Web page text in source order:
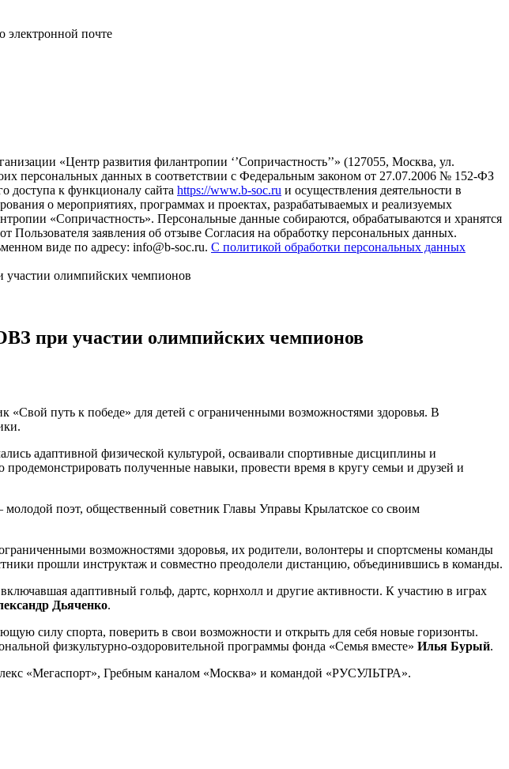
электронной почте
«Центр развития филантропии ‘’Сопричастность’’» (127055, Москва, ул.
персональных данных в соответствии с Федеральным законом от 27.07.2006 № 152-ФЗ
доступа к функционалу сайта https://www.b-soc.ru и осуществления деятельности в
о мероприятиях, программах и проектах, разрабатываемых и реализуемых
«Сопричастность». Персональные данные собираются, обрабатываются и хранятся
заявления об отзыве Согласия на обработку персональных данных.
виде по адресу: info@b-soc.ru. С политикой обработки персональных данных
участии олимпийских чемпионов
при участии олимпийских чемпионов
путь к победе» для детей с ограниченными возможностями здоровья. В
адаптивной физической культурой, осваивали спортивные дисциплины и
полученные навыки, провести время в кругу семьи и друзей и
поэт, общественный советник Главы Управы Крылатское со своим
возможностями здоровья, их родители, волонтеры и спортсмены команды
прошли инструктаж и совместно преодолели дистанцию, объединившись в команды.
адаптивный гольф, дартс, корнхолл и другие активности. К участию в играх
Дьяченко.
силу спорта, поверить в свои возможности и открыть для себя новые горизонты.
физкультурно-оздоровительной программы фонда «Семья вместе» Илья Бурый.
«Мегаспорт», Гребным каналом «Москва» и командой «РУСУЛЬТРА».